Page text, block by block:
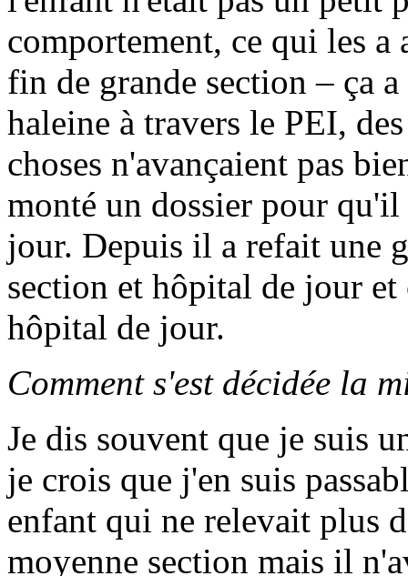
comportement, ce qui les a
fin de grande section – ça
haleine à travers le PEI,
choses n'avançaient pas
monté un dossier pour
jour. Depuis il a refait une
section et hôpital de jour et
hôpital de jour.
Comment s'est décidée la
Je dis souvent que je suis
je crois que j'en suis
enfant qui ne relevait plus
moyenne section mais il